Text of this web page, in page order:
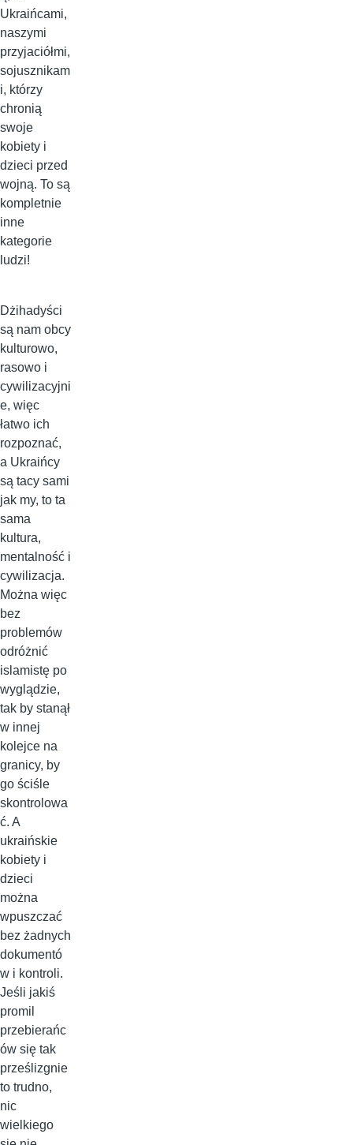
Ukraińcami,
naszymi
przyjaciółmi,
sojusznikam
i, którzy
chronią
swoje
kobiety i
dzieci przed
wojną. To są
kompletnie
inne
kategorie
ludzi!
Dżihadyści
są nam obcy
kulturowo,
rasowo i
cywilizacyjni
e, więc
łatwo ich
rozpoznać,
a Ukraińcy
są tacy sami
jak my, to ta
sama
kultura,
mentalność i
cywilizacja.
Można więc
bez
problemów
odróżnić
islamistę po
wyglądzie,
tak by stanął
w innej
kolejce na
granicy, by
go ściśle
skontrolowa
ć. A
ukraińskie
kobiety i
dzieci
można
wpuszczać
bez żadnych
dokumentó
w i kontroli.
Jeśli jakiś
promil
przebierańc
ów się tak
prześlizgnie
to trudno,
nic
wielkiego